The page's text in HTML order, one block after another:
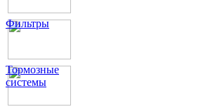
Фильтры
Тормозные
системы